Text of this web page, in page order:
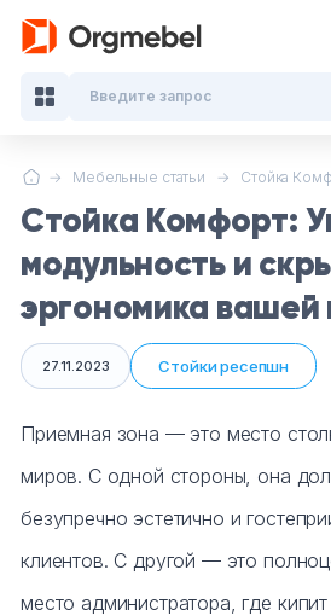
Мебельные статьи Стойка
Стойка Комфорт:
модульность и
эргономика вашей
Стойки ресепшн
27.11.2023
Приемная зона — это место
миров. С одной стороны, она
безупречно эстетично и
клиентов. С другой — это
место администратора, где
Введите запрос
Кабинеты
Мебель для
Столы для
Стойки ресепшн
Офисные кресла
Тумбы офисные